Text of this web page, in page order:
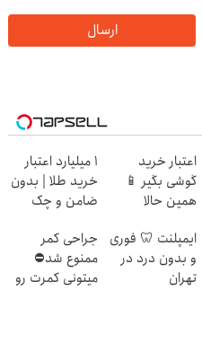
ارسال
اعتبار خرید
گوشی بگیر 📱
همین حالا
بده 🎯
۱ میلیارد اعتبار
خرید طلا | بدون
ضامن و چک
ایمپلنت 🦷 فوری
و بدون درد در
تهران
جراحی کمر
ممنوع شد⛔
میتونی کمرت رو